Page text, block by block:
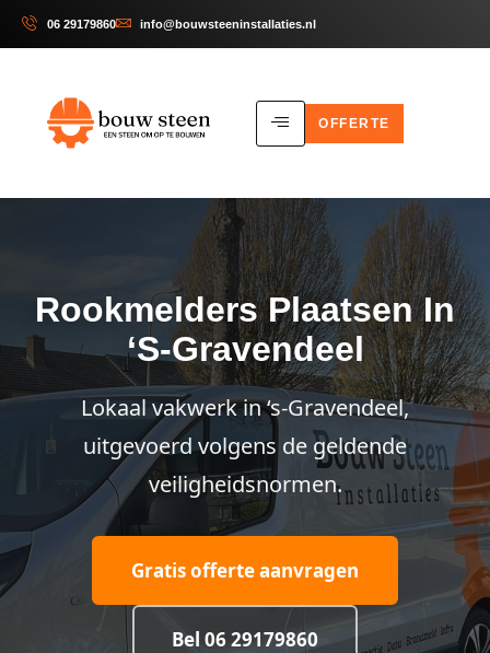
06 29179860 info@bouwsteeninstallaties.nl
OFFERTE
Rookmelders Plaatsen In
‘s-Gravendeel
Lokaal vakwerk in ‘s-Gravendeel,
uitgevoerd volgens de geldende
veiligheidsnormen.
Gratis offerte aanvragen
Bel 06 29179860